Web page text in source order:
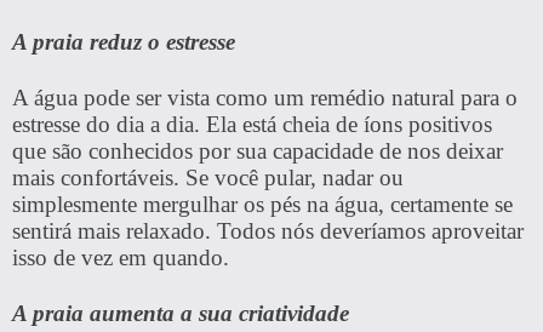
A praia reduz o estresse
A água pode ser vista como um remédio natural para o
estresse do dia a dia. Ela está cheia de íons positivos
que são conhecidos por sua capacidade de nos deixar
mais confortáveis. Se você pular, nadar ou
simplesmente mergulhar os pés na água, certamente se
sentirá mais relaxado. Todos nós deveríamos aproveitar
isso de vez em quando.
A praia aumenta a sua criatividade